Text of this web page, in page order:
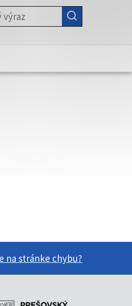
vždy začína
KARTE
KARTE
KARTE
na stránke chybu?